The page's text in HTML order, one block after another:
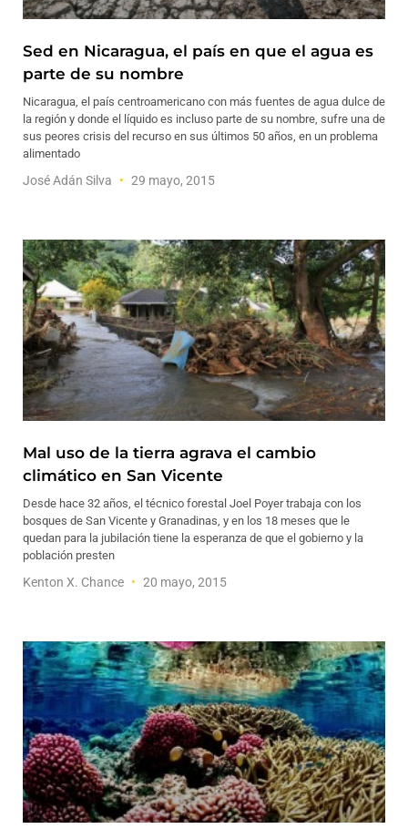
Sed en Nicaragua, el país en que el agua es
parte de su nombre
Nicaragua, el país centroamericano con más fuentes de agua dulce de
la región y donde el líquido es incluso parte de su nombre, sufre una de
sus peores crisis del recurso en sus últimos 50 años, en un problema
alimentado
José Adán Silva 29 mayo, 2015
Mal uso de la tierra agrava el cambio
climático en San Vicente
Desde hace 32 años, el técnico forestal Joel Poyer trabaja con los
bosques de San Vicente y Granadinas, y en los 18 meses que le
quedan para la jubilación tiene la esperanza de que el gobierno y la
población presten
Kenton X. Chance 20 mayo, 2015